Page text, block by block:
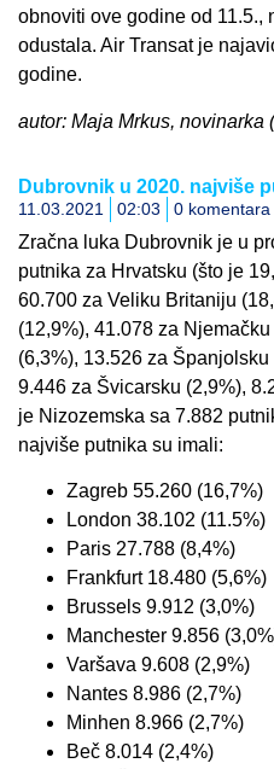
obnoviti ove godine od 11.5.,
odustala. Air Transat je
godine.
autor: Maja Mrkus, novinarka
Dubrovnik u 2020. najviše
11.03.2021 02:03 0 komentara
Zračna luka Dubrovnik je u
putnika za Hrvatsku (što je
60.700 za Veliku Britaniju
(12,9%), 41.078 za
(6,3%), 13.526 za
9.446 za Švicarsku (2,9%),
je Nizozemska sa 7.882
najviše putnika su imali:
Zagreb 55.260 (16,7%)
London 38.102 (11.5%)
Paris 27.788 (8,4%)
Frankfurt 18.480 (5,6%)
Brussels 9.912 (3,0%)
Manchester 9.856
Varšava 9.608 (2,9%)
Nantes 8.986 (2,7%)
Minhen 8.966 (2,7%)
Beč 8.014 (2,4%)